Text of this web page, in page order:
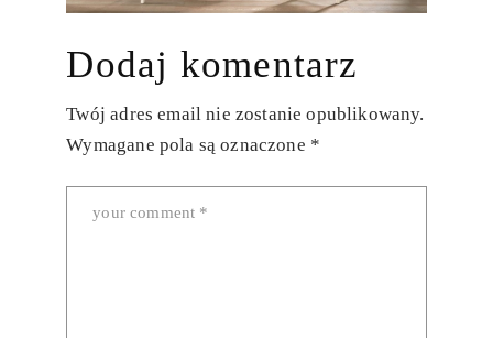
Dodaj komentarz
Twój adres email nie zostanie opublikowany.
Wymagane pola są oznaczone *